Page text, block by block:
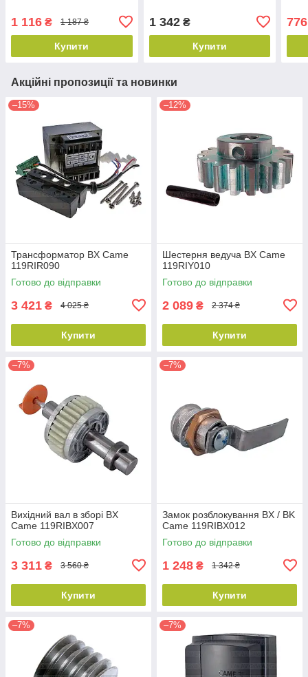
1 116 ₴ 1 187 ₴
Купити
1 342₴
Купити
776
Акційні пропозиції та новинки
–15%
Трансформатор BX Came
119RIR090
Готово до відправки
3 421 ₴ 4 025 ₴
Купити
–12%
Шестерня ведуча BX Came
119RIY010
Готово до відправки
2 089 ₴ 2 374 ₴
Купити
–7%
Вихідний вал в зборі BX
Came 119RIBX007
Готово до відправки
3 311 ₴ 3 560 ₴
Купити
–7%
Замок розблокування BX / BK
Came 119RIBX012
Готово до відправки
1 248 ₴ 1 342 ₴
Купити
–7% –7%